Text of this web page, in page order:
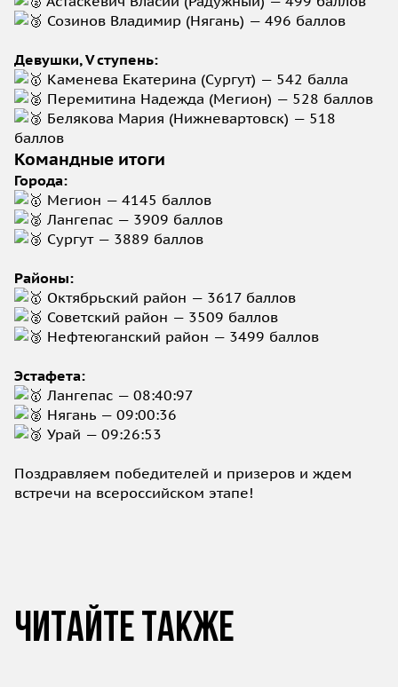
Созинов Владимир (Нягань) — 496 баллов
Девушки, V ступень:
Каменева Екатерина (Сургут) — 542 балла
Перемитина Надежда (Мегион) — 528 баллов
Белякова Мария (Нижневартовск) — 518
баллов
Командные итоги
Города:
Мегион — 4145 баллов
Лангепас — 3909 баллов
Сургут — 3889 баллов
Районы:
Октябрьский район — 3617 баллов
Советский район — 3509 баллов
Нефтеюганский район — 3499 баллов
Эстафета:
Лангепас — 08:40:97
Нягань — 09:00:36
Урай — 09:26:53
Поздравляем победителей и призеров и ждем
встречи на всероссийском этапе!
Читайте также